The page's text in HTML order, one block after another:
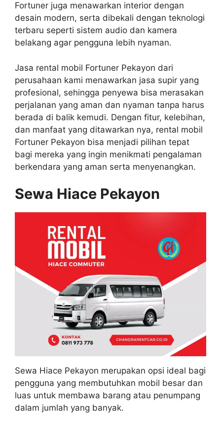
Fortuner juga menawarkan interior dengan
desain modern, serta dibekali dengan teknologi
terbaru seperti sistem audio dan kamera
belakang agar pengguna lebih nyaman.
Jasa rental mobil Fortuner Pekayon dari
perusahaan kami menawarkan jasa supir yang
profesional, sehingga penyewa bisa merasakan
perjalanan yang aman dan nyaman tanpa harus
berada di balik kemudi. Dengan fitur, kelebihan,
dan manfaat yang ditawarkan nya, rental mobil
Fortuner Pekayon bisa menjadi pilihan tepat
bagi mereka yang ingin menikmati pengalaman
berkendara yang aman serta menyenangkan.
Sewa Hiace Pekayon
Sewa Hiace Pekayon merupakan opsi ideal bagi
pengguna yang membutuhkan mobil besar dan
luas untuk membawa barang atau penumpang
dalam jumlah yang banyak.